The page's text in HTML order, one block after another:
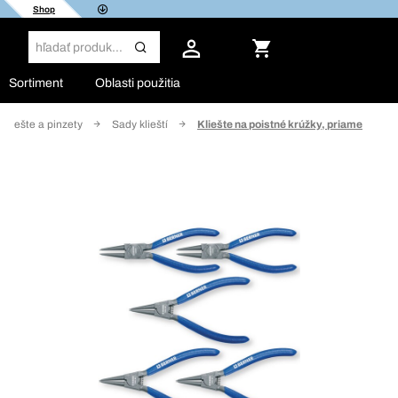
Shop
Sortiment Oblasti použitia
Kliešte a pinzety Sady klieští Kliešte na poistné krúžky, priame